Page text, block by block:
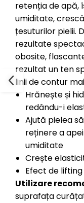
retenția de apă,
umiditate,
țesuturilor pielii.
rezultate
obosite,
rezultat un ten
linii de contur
Hrănește și
redându-i
Ajută pielea
reținere a
umiditate
Crește
Efect de
Utilizare
suprafața